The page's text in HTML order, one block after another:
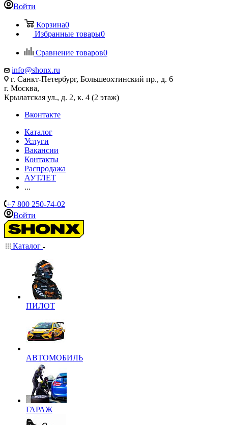
Войти
Корзина0
Избранные товары0
Сравнение товаров0
info@shonx.ru
г. Санкт-Петербург, Большеохтинский пр., д. 6
г. Москва,
Крылатская ул., д. 2, к. 4 (2 этаж)
Вконтакте
Каталог
Услуги
Вакансии
Контакты
Распродажа
АУТЛЕТ
...
+7 800 250-74-02
Войти
Каталог
ПИЛОТ
АВТОМОБИЛЬ
ГАРАЖ